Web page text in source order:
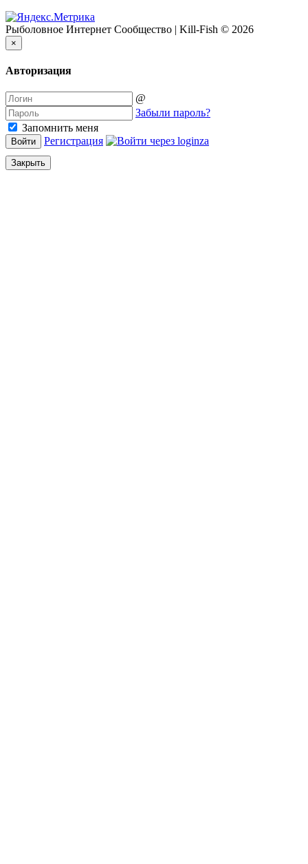
Рыболовное Интернет Сообщество | Kill-Fish © 2026
×
Авторизация
@
Забыли пароль?
Запомнить меня
Войти Регистрация
Закрыть